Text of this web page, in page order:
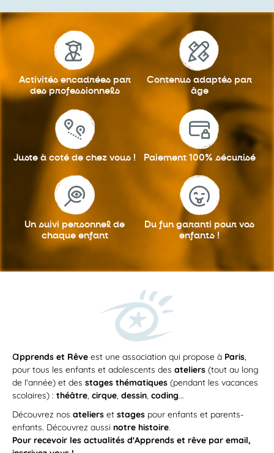
Activités encadrées par
des professionnels
Contenus adaptés par
âge
Juste à coté de chez vous ! Paiement 100% sécurisé
Un suivi personnel de
chaque enfant
Du fun garanti pour vos
enfants !
apprends et Rêve est une association qui propose à Paris,
pour tous les enfants et adolescents des ateliers (tout au long
de l'année) et des stages thématiques (pendant les vacances
scolaires) : théâtre, cirque, dessin, coding...
Découvrez nos ateliers et stages pour enfants et parents-
enfants. Découvrez aussi notre histoire.
Pour recevoir les actualités d'Apprends et rêve par email,